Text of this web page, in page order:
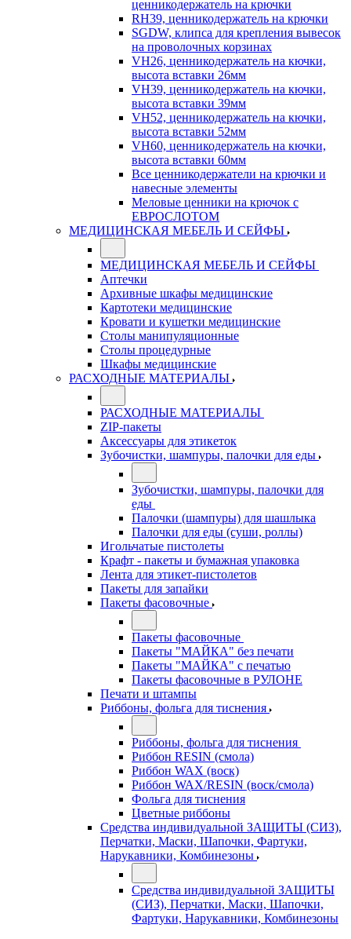
ценникодержатель на крючки
RH39, ценникодержатель на крючки
SGDW, клипса для крепления вывесок
на проволочных корзинах
VH26, ценникодержатель на кючки,
высота вставки 26мм
VH39, ценникодержатель на кючки,
высота вставки 39мм
VH52, ценникодержатель на кючки,
высота вставки 52мм
VH60, ценникодержатель на кючки,
высота вставки 60мм
Все ценникодержатели на крючки и
навесные элементы
Меловые ценники на крючок с
ЕВРОСЛОТОМ
МЕДИЦИНСКАЯ МЕБЕЛЬ И СЕЙФЫ
МЕДИЦИНСКАЯ МЕБЕЛЬ И СЕЙФЫ
Аптечки
Архивные шкафы медицинские
Картотеки медицинские
Кровати и кушетки медицинские
Столы манипуляционные
Столы процедурные
Шкафы медицинские
РАСХОДНЫЕ МАТЕРИАЛЫ
РАСХОДНЫЕ МАТЕРИАЛЫ
ZIP-пакеты
Аксессуары для этикеток
Зубочистки, шампуры, палочки для еды
Зубочистки, шампуры, палочки для
еды
Палочки (шампуры) для шашлыка
Палочки для еды (суши, роллы)
Игольчатые пистолеты
Крафт - пакеты и бумажная упаковка
Лента для этикет-пистолетов
Пакеты для запайки
Пакеты фасовочные
Пакеты фасовочные
Пакеты "МАЙКА" без печати
Пакеты "МАЙКА" с печатью
Пакеты фасовочные в РУЛОНЕ
Печати и штампы
Риббоны, фольга для тиснения
Риббоны, фольга для тиснения
Риббон RESIN (смола)
Риббон WAX (воск)
Риббон WAX/RESIN (воск/смола)
Фольга для тиснения
Цветные риббоны
Средства индивидуальной ЗАЩИТЫ (СИЗ),
Перчатки, Маски, Шапочки, Фартуки,
Нарукавники, Комбинезоны
Средства индивидуальной ЗАЩИТЫ
(СИЗ), Перчатки, Маски, Шапочки,
Фартуки, Нарукавники, Комбинезоны